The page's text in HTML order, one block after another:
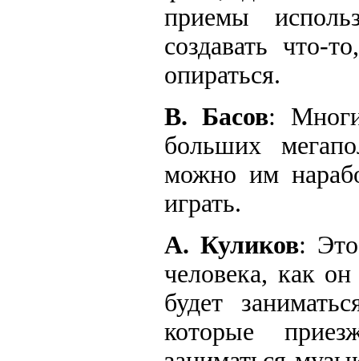
приемы
создавать что-
опираться.
В. Басов:
больших
можно им
играть.
А. Куликов:
человека, как
будет
которые